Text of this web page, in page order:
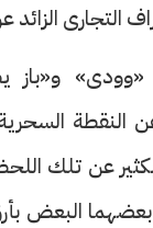
التجارى الزائد
«وودى» و«باز
النقطة السحرية
عن تلك
البعض